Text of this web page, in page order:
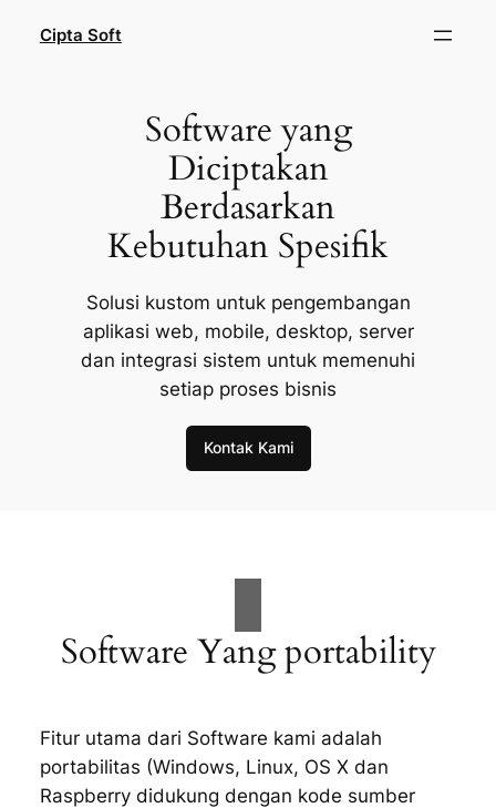
Cipta Soft
Software yang
Diciptakan
Berdasarkan
Kebutuhan Spesifik
Solusi kustom untuk pengembangan
aplikasi web, mobile, desktop, server
dan integrasi sistem untuk memenuhi
setiap proses bisnis
Kontak Kami
Software Yang portability
Fitur utama dari Software kami adalah
portabilitas (Windows, Linux, OS X dan
Raspberry didukung dengan kode sumber